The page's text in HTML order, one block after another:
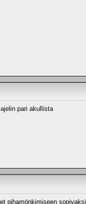
pari akullista
pihamönkimiseen sopivaksi.